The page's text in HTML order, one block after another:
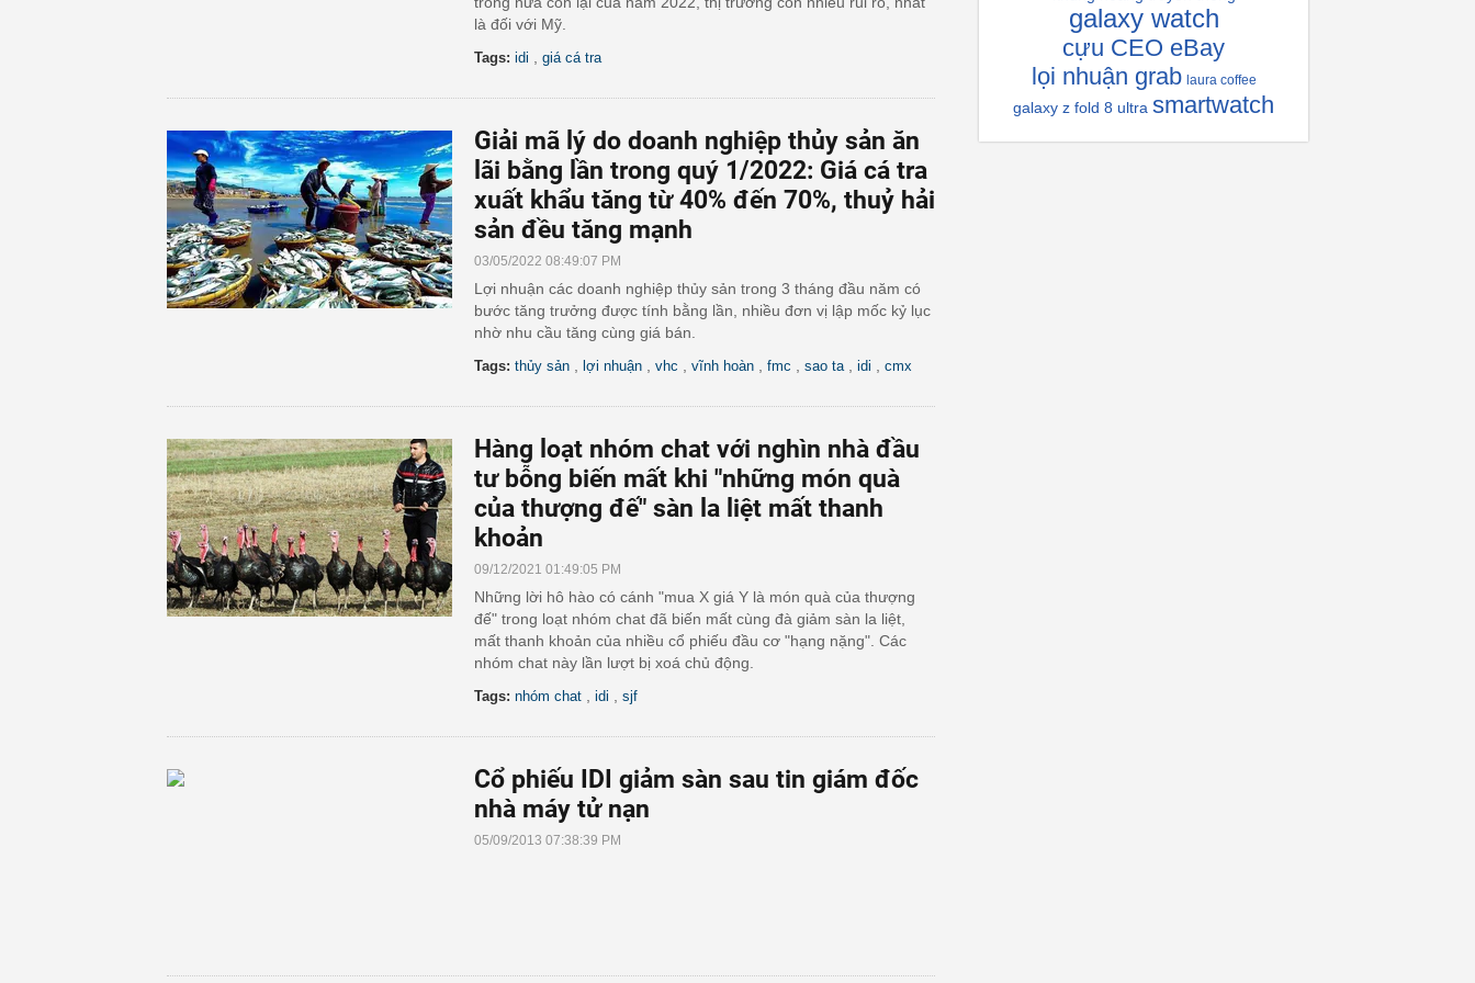
là đối với Mỹ.
Tags: idi giá cá tra
Giải mã lý do doanh nghiệp thủy sản ăn
lãi bằng lần trong quý 1/2022: Giá cá tra
xuất khẩu tăng từ 40% đến 70%, thuỷ hải
sản đều tăng mạnh
03/05/2022 08:49:07 PM
Lợi nhuận các doanh nghiệp thủy sản trong 3 tháng đầu năm có
bước tăng trưởng được tính bằng lần, nhiều đơn vị lập mốc kỷ lục
nhờ nhu cầu tăng cùng giá bán.
Tags: thủy sản lợi nhuận vhc vĩnh hoàn fmc sao ta idi cmx
Hàng loạt nhóm chat với nghìn nhà đầu
tư bỗng biến mất khi "những món quà
của thượng đế" sàn la liệt mất thanh
khoản
09/12/2021 01:49:05 PM
Những lời hô hào có cánh "mua X giá Y là món quà của thượng
đế" trong loạt nhóm chat đã biến mất cùng đà giảm sàn la liệt,
mất thanh khoản của nhiều cổ phiếu đầu cơ "hạng nặng". Các
nhóm chat này lần lượt bị xoá chủ động.
Tags: nhóm chat idi sjf
Cổ phiếu IDI giảm sàn sau tin giám đốc
nhà máy tử nạn
05/09/2013 07:38:39 PM
galaxy watch
cựu CEO eBay
lọi nhuận grab laura coffee
galaxy z fold 8 ultra smartwatch